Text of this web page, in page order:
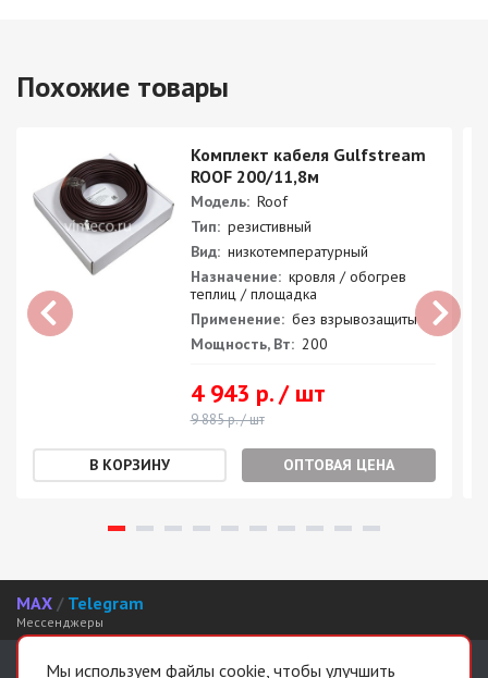
Похожие товары
Комплект кабеля Gulfstream
ROOF 200/11,8м
Модель: Roof
Тип: резистивный
Вид: низкотемпературный
Назначение: кровля / обогрев
теплиц / площадка
Применение: без взрывозащиты
Мощность, Вт: 200
4 943 р. / шт
9 885 р. / шт
ОПТОВАЯ ЦЕНА
MAX / Telegram
Мессенджеры
Интернет-магазин
Мы используем файлы cookie, чтобы улучшить